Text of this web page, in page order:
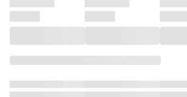
付】